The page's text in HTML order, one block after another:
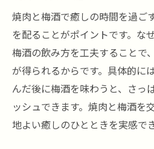
焼肉と梅酒で癒しの時間を過ご
を配ることがポイントです。な
梅酒の飲み方を工夫することで
が得られるからです。具体的に
んだ後に梅酒を味わうと、さっ
ッシュできます。焼肉と梅酒を
地よい癒しのひとときを実感で